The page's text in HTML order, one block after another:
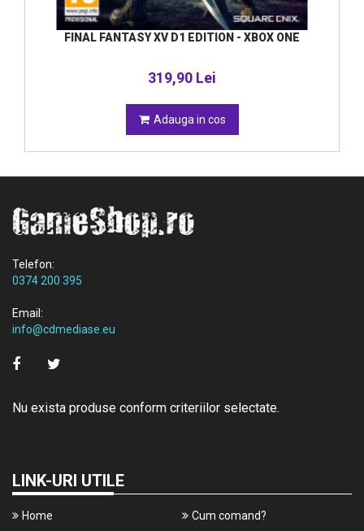
FINAL FANTASY XV D1 EDITION - XBOX ONE
319,90 Lei
Adauga in cos
Telefon:
0374 200 395
Email:
info@cdmediase.eu
Nu exista produse conform criteriilor selectate.
LINK-URI UTILE
Home
Cum comand?